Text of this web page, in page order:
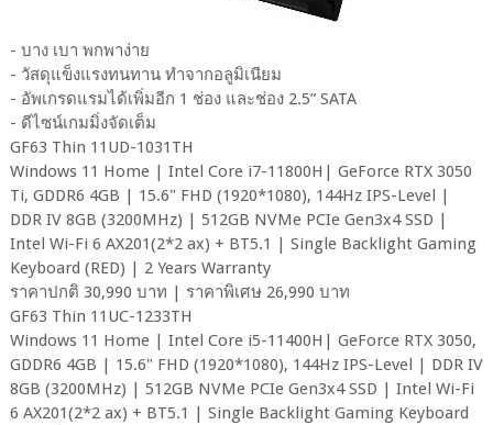
- บาง เบา พกพาง่าย
- วัสดุแข็งแรงทนทาน ทำจากอลูมิเนียม
- อัพเกรดแรมได้เพิ่มอีก 1 ช่อง และช่อง 2.5” SATA
- ดีไซน์เกมมิ่งจัดเต็ม
GF63 Thin 11UD-1031TH
Windows 11 Home | Intel Core i7-11800H| GeForce RTX 3050
Ti, GDDR6 4GB | 15.6" FHD (1920*1080), 144Hz IPS-Level |
DDR IV 8GB (3200MHz) | 512GB NVMe PCIe Gen3x4 SSD |
Intel Wi-Fi 6 AX201(2*2 ax) + BT5.1 | Single Backlight Gaming
Keyboard (RED) | 2 Years Warranty
ราคาปกติ 30,990 บาท | ราคาพิเศษ 26,990 บาท
GF63 Thin 11UC-1233TH
Windows 11 Home | Intel Core i5-11400H| GeForce RTX 3050,
GDDR6 4GB | 15.6" FHD (1920*1080), 144Hz IPS-Level | DDR IV
8GB (3200MHz) | 512GB NVMe PCIe Gen3x4 SSD | Intel Wi-Fi
6 AX201(2*2 ax) + BT5.1 | Single Backlight Gaming Keyboard